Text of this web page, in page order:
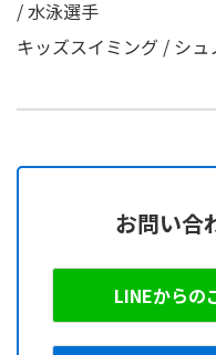
/ 水泳選手
キッズスイミング / シ
お問い合
LINEからの